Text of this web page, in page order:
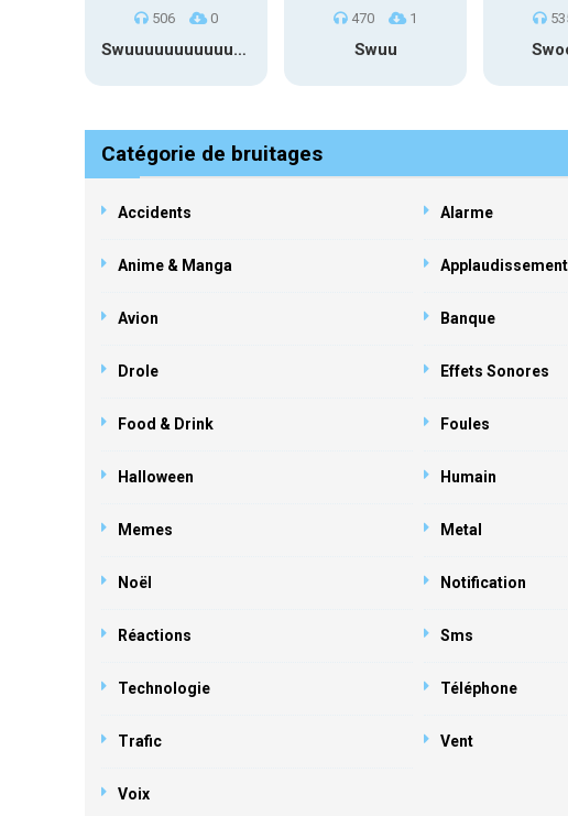
506 0
Swuuuuuuuuuuuuuuuuuuuuuu
470 1
Swuu
Catégorie de bruitages
Accidents Alarme
Anime & Manga Applaudissement
Avion Banque
Drole Effets Sonores
Food & Drink Foules
Halloween Humain
Memes Metal
Noël Notification
Réactions Sms
Technologie Téléphone
Trafic Vent
Voix